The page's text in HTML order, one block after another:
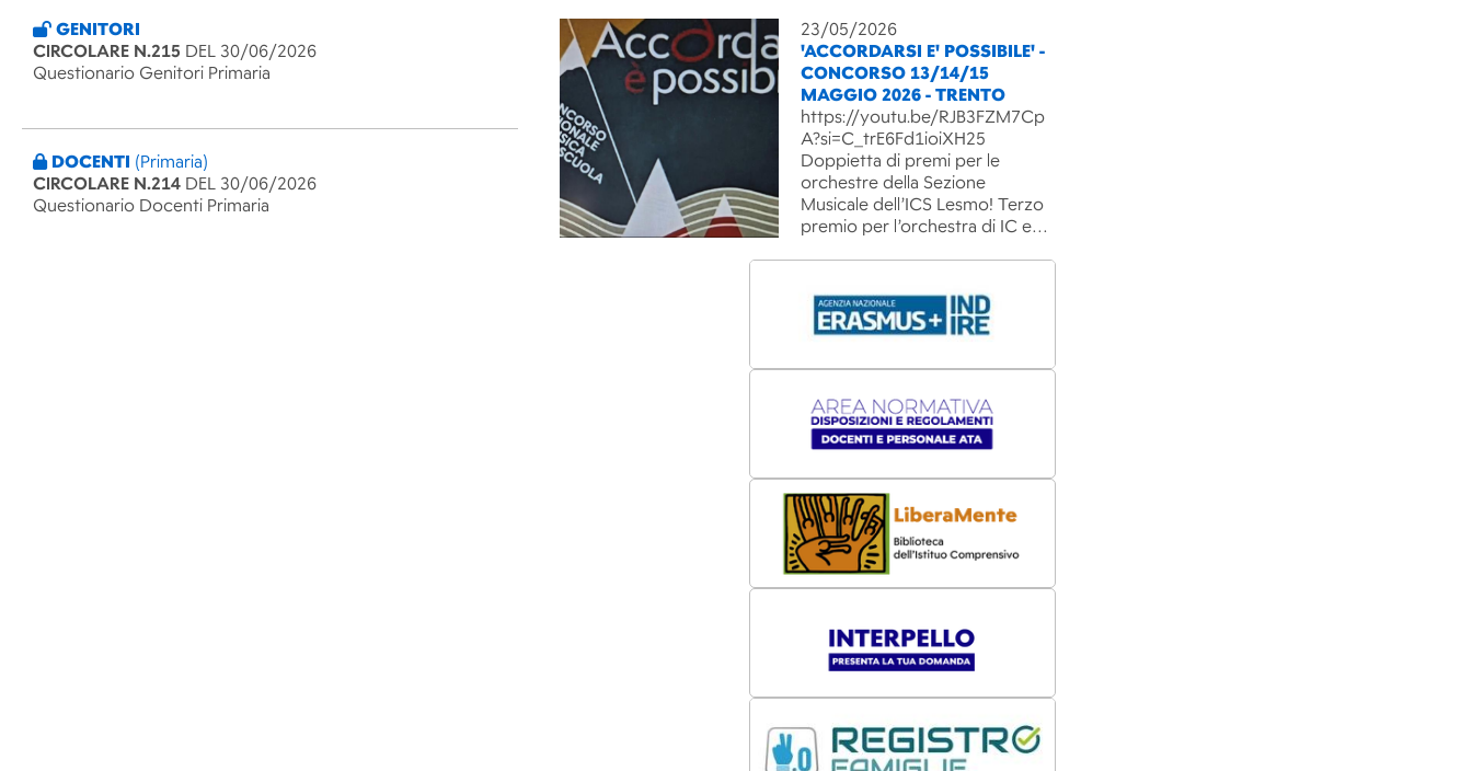
GENITORI
CIRCOLARE N.215 DEL 30/06/2026
Questionario Genitori Primaria
DOCENTI (Primaria)
CIRCOLARE N.214 DEL 30/06/2026
Questionario Docenti Primaria
23/05/2026
'ACCORDARSI E' POSSIBILE' -
CONCORSO 13/14/15
MAGGIO 2026 - TRENTO
https://youtu.be/RJB3FZM7Cp
A?si=C_trE6Fd1ioiXH25
Doppietta di premi per le
orchestre della Sezione
Musicale dell’ICS Lesmo! Terzo
premio per l’orchestra di IC e…